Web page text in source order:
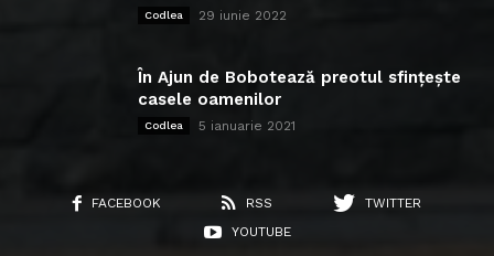
Codlea 29 iunie 2022
În Ajun de Bobotează preotul sfințește
casele oamenilor
Codlea 5 ianuarie 2021
FACEBOOK RSS
TWITTER
YOUTUBE